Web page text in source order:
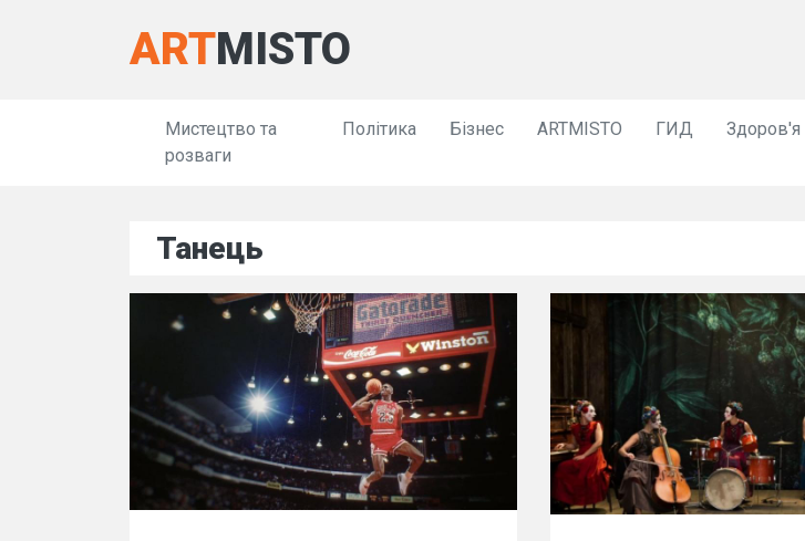
ARTMISTO
Мистецтво та
розваги
Політика Бізнес ARTMISTO ГИД Здоров'я
Танець